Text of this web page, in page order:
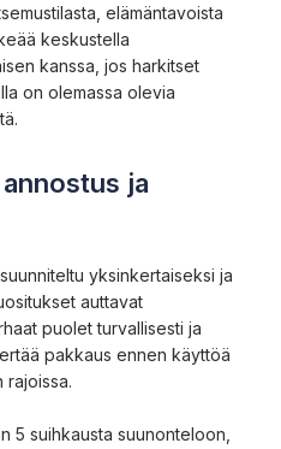
elämäntavoista
keskustella
kanssa, jos harkitset
on olemassa olevia
ja
yksinkertaiseksi ja
auttavat
puolet turvallisesti ja
pakkaus ennen käyttöä
rajoissa.
5 suihkausta suunonteloon,